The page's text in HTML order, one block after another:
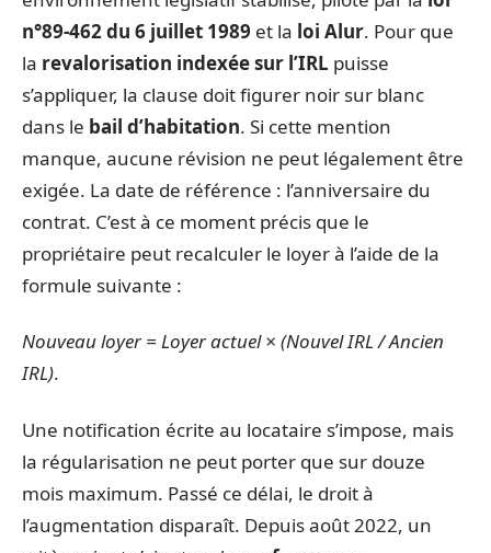
n°89-462 du 6 juillet 1989 et la loi Alur. Pour que
la revalorisation indexée sur l’IRL puisse
s’appliquer, la clause doit figurer noir sur blanc
dans le bail d’habitation. Si cette mention
manque, aucune révision ne peut légalement être
exigée. La date de référence : l’anniversaire du
contrat. C’est à ce moment précis que le
propriétaire peut recalculer le loyer à l’aide de la
formule suivante :
Nouveau loyer = Loyer actuel × (Nouvel IRL / Ancien
IRL).
Une notification écrite au locataire s’impose, mais
la régularisation ne peut porter que sur douze
mois maximum. Passé ce délai, le droit à
l’augmentation disparaît. Depuis août 2022, un